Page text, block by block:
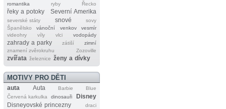
romantika
ryby Řecko
řeky a potoky Severní Amerika
severské státy snové
sovy
Španělsko
vánoční venkov
vesmír
videohry
víly vlci vodopády
zahrady a parky zátiší
zimní
znamení zvěrokruhu
Zozoville
zvířata železnice ženy a dívky
MOTIVY PRO DĚTI
auta Auta Barbie
Blue
Červená karkulka
dinosauři
Disney
Disneyovské princezny
draci